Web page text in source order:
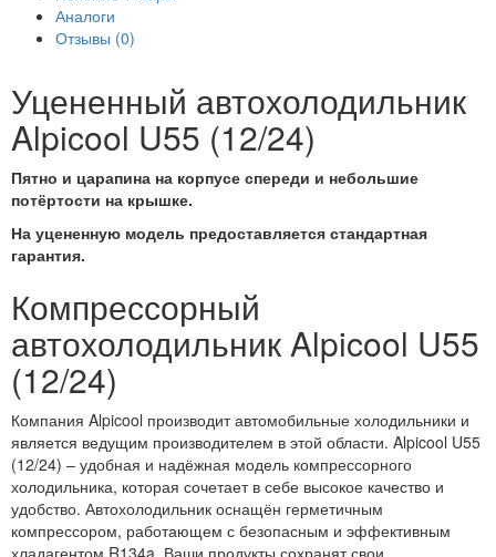
Аналоги
Отзывы (0)
Уцененный автохолодильник
Alpicool U55 (12/24)
Пятно и царапина на корпусе спереди и небольшие
потёртости на крышке.
На уцененную модель предоставляется стандартная
гарантия.
Компрессорный
автохолодильник Alpicool U55
(12/24)
Компания Alpicool производит автомобильные холодильники и
является ведущим производителем в этой области. Alpicool U55
(12/24) – удобная и надёжная модель компрессорного
холодильника, которая сочетает в себе высокое качество и
удобство. Автохолодильник оснащён герметичным
компрессором, работающем с безопасным и эффективным
хладагентом R134a. Ваши продукты сохранят свои